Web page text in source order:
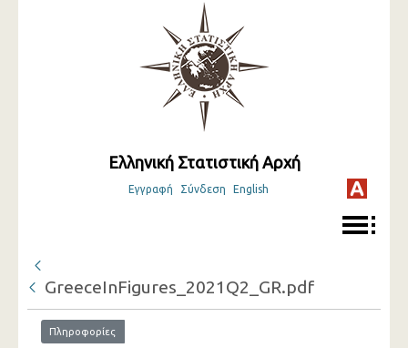
Ελληνική Στατιστική Αρχή
Εγγραφή Σύνδεση English
GreeceInFigures_2021Q2_GR.pdf
Πληροφορίες